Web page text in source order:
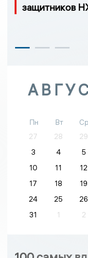
защитников
Пн Вт Ср
27
28 29
3
4 5
10
11 12
17
18 19
24
25 26
31
1 2